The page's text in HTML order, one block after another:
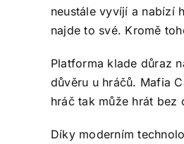
neustále vyvíjí a nabízí
najde to své. Kromě
Platforma klade důraz
důvěru u hráčů. Mafia
hráč tak může hrát bez
Díky moderním